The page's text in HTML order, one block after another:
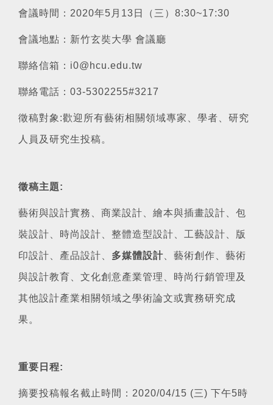
會議時間：2020年5月13日（三）8:30~17:30
會議地點：新竹玄奘大學 會議廳
聯絡信箱：i0@hcu.edu.tw
聯絡電話：03-5302255#3217
徵稿對象:歡迎所有藝術相關領域專家、學者、研究
人員及研究生投稿。
徵稿主題:
藝術與設計實務、商業設計、繪本與插畫設計、包
裝設計、時尚設計、整體造型設計、工藝設計、版
印設計、產品設計、 多媒體設計 、藝術創作、藝術
與設計教育、文化創意產業管理、時尚行銷管理及
其他設計產業相關領域之學術論文或實務研究成
果。
重要日程:
摘要投稿報名截止時間：2020/04/15 (三) 下午5時